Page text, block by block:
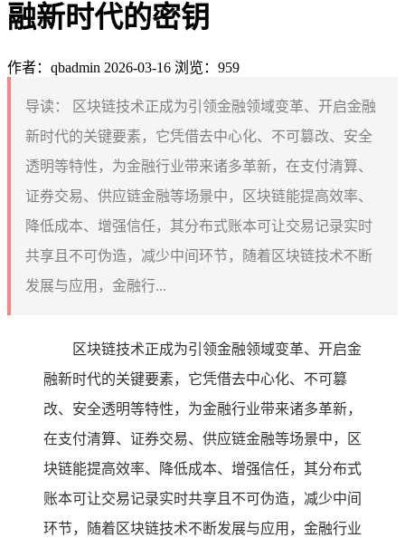
融新时代的密钥
作者：qbadmin 2026-03-16 浏览：959
导读：
区块链技术正成为引领金融领域变革、开启金融
新时代的关键要素，它凭借去中心化、不可篡改、安全
透明等特性，为金融行业带来诸多革新，在支付清算、
证券交易、供应链金融等场景中，区块链能提高效率、
降低成本、增强信任，其分布式账本可让交易记录实时
共享且不可伪造，减少中间环节，随着区块链技术不断
发展与应用，金融行...
区块链技术正成为引领金融领域变革、开启金
融新时代的关键要素，它凭借去中心化、不可篡
改、安全透明等特性，为金融行业带来诸多革新，
在支付清算、证券交易、供应链金融等场景中，区
块链能提高效率、降低成本、增强信任，其分布式
账本可让交易记录实时共享且不可伪造，减少中间
环节，随着区块链技术不断发展与应用，金融行业